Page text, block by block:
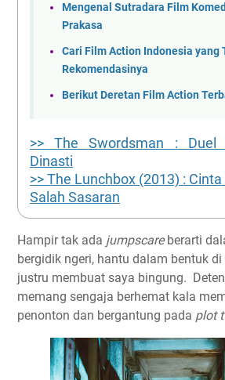
Mengenal Sutradara Film
Prakasa
Cari Film Action Indonesia yang
Rekomendasinya
Berikut Deretan Film Action
>> The Swordsman : Duel
Dinasti
>> The Lunchbox (2013) :
Salah Sasaran
Hampir tak ada jumpscareberarti
bergidik ngeri, hantu dalam bentuk
justru membuat saya bingung.
memang sengaja berhemat kala
penonton dan bergantung pada plot